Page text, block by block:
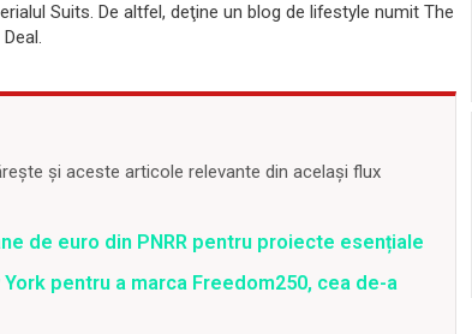
Suits. De altfel, deţine un blog de lifestyle numit The
și aceste articole relevante din același flux
de euro din PNRR pentru proiecte esențiale
pentru a marca Freedom250, cea de-a